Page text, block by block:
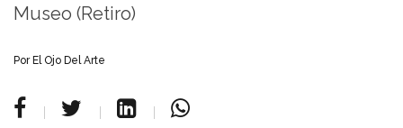
Museo (Retiro)
Por El Ojo Del Arte